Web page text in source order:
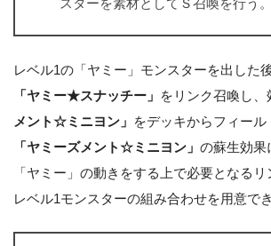
スターを素材としてＳ召喚を行う。
レベル1の「ヤミー」モンスターを出した
「ヤミー★スナッチー」 をリンク召喚し、
メント☆ミニヨン」 をデッキからフィー
「ヤミーズメント☆ミニヨン」 の蘇生効果
「ヤミー」の動きをする上で必要となる
レベル1モンスターの組み合わせを用意でき